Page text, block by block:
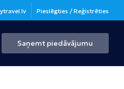
Pieslēgties / Reģistrēties
Saņemt piedāvājumu